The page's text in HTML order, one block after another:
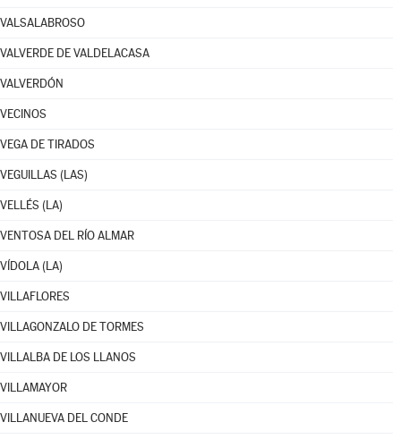
VALSALABROSO
VALVERDE DE VALDELACASA
VALVERDÓN
VECINOS
VEGA DE TIRADOS
VEGUILLAS (LAS)
VELLÉS (LA)
VENTOSA DEL RÍO ALMAR
VÍDOLA (LA)
VILLAFLORES
VILLAGONZALO DE TORMES
VILLALBA DE LOS LLANOS
VILLAMAYOR
VILLANUEVA DEL CONDE